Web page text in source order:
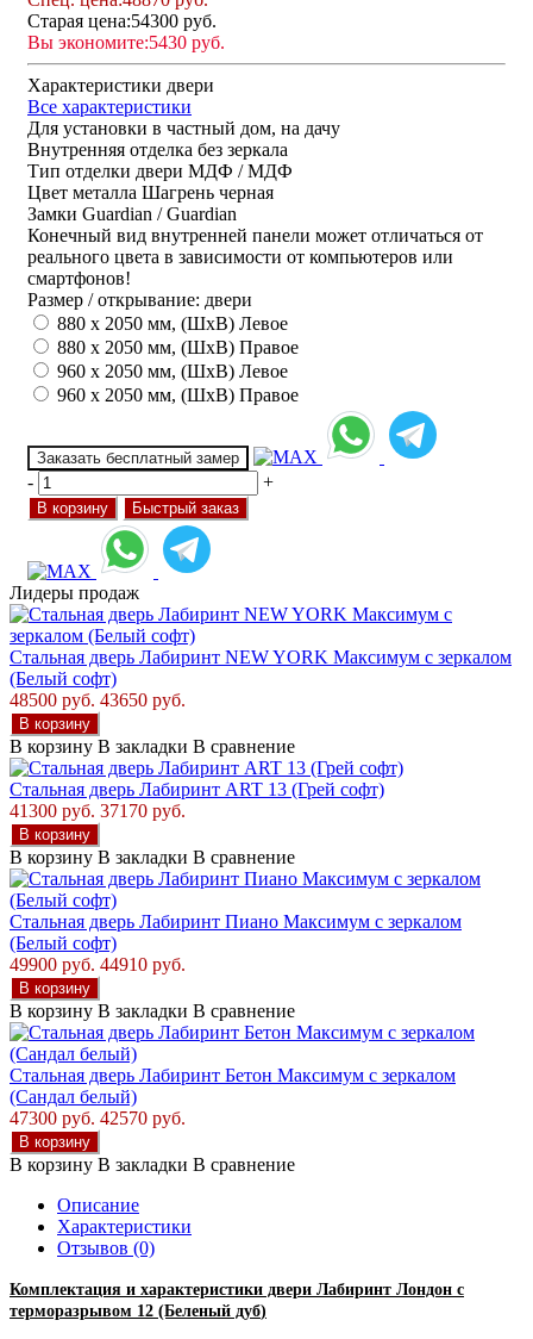
Старая цена:54300 руб.
Вы экономите:5430 руб.
Характеристики двери
Все характеристики
Для установки в частный дом, на дачу
Внутренняя отделка без зеркала
Тип отделки двери МДФ / МДФ
Цвет металла Шагрень черная
Замки Guardian / Guardian
Конечный вид внутренней панели может отличаться от
реального цвета в зависимости от компьютеров или
смартфонов!
Размер / открывание: двери
880 х 2050 мм, (ШхВ) Левое
880 х 2050 мм, (ШхВ) Правое
960 х 2050 мм, (ШхВ) Левое
960 х 2050 мм, (ШхВ) Правое
Заказать бесплатный замер
- +
В корзину Быстрый заказ
Лидеры продаж
Стальная дверь Лабиринт NEW YORK Максимум с зеркалом
(Белый софт)
48500 руб. 43650 руб.
В корзину
В корзину В закладки В сравнение
Стальная дверь Лабиринт ART 13 (Грей софт)
41300 руб. 37170 руб.
В корзину
В корзину В закладки В сравнение
Стальная дверь Лабиринт Пиано Максимум с зеркалом
(Белый софт)
49900 руб. 44910 руб.
В корзину
В корзину В закладки В сравнение
Стальная дверь Лабиринт Бетон Максимум с зеркалом
(Сандал белый)
47300 руб. 42570 руб.
В корзину
В корзину В закладки В сравнение
Описание
Характеристики
Отзывов (0)
Комплектация и характеристики двери Лабиринт Лондон с
терморазрывом 12 (Беленый дуб)